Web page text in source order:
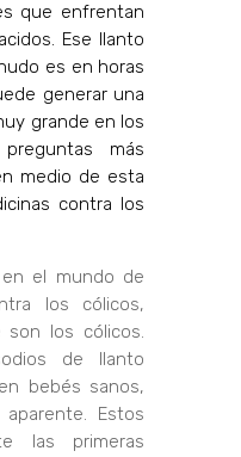
que enfrentan
Ese llanto
es en horas
generar una
grande en los
más
medio de esta
contra los
el mundo de
los cólicos,
son los cólicos.
de llanto
bebés sanos,
Estos
las primeras